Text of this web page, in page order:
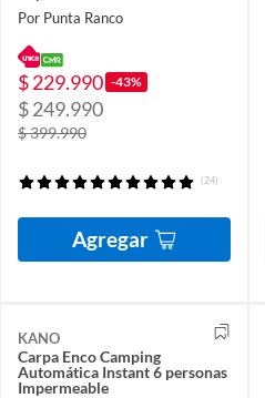
Por Punta Ranco
$ 229.990 -43%
$ 249.990
$ 399.990
(24)
Agregar
KANO
Carpa Enco Camping
Automática Instant 6 personas
Impermeable